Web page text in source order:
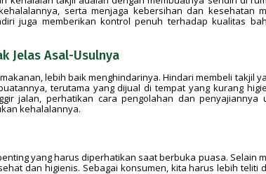
serta menjaga kebersihan dan kesehatan
juga memberikan kontrol penuh terhadap kualitas
Jelas Asal-Usulnya
lebih baik menghindarinya. Hindari membeli takjil
terutama yang dijual di tempat yang kurang
jalan, perhatikan cara pengolahan dan penyajiannya
kehalalannya.
yang harus diperhatikan saat berbuka puasa. Selain
dan higienis. Sebagai konsumen, kita harus lebih teliti